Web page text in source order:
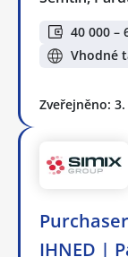
40 000 –
Vhodné
Zveřejněno:
IHNED |